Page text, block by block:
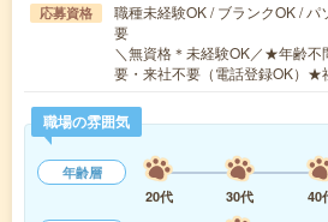
応募資格
職種未経験OK / ブランクOK /
要
＼無資格＊未経験OK／★年齢
要・来社不要（電話登録OK）
職場の雰囲気
年齢層
20代
30代 40